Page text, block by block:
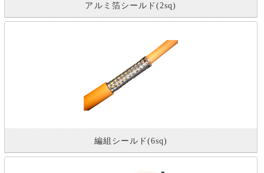
アルミ箔シールド(2sq)
編組シールド(6sq)